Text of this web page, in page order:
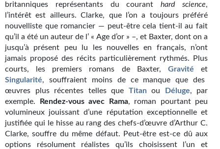
Étoiles vives
Yellow Submarine
NUMÉRIQUE
Romans et recueils
Une Heure-Lumière
Nouvelles
Bifrost
britanniques représentants du couranthard science,
l’intérêt est ailleurs. Clarke, que l’on a toujours préféré
nouvelliste que romancier — peut-être cela tient-il au fait
qu’il a été un auteur de l’ « Age d’or » –, et Baxter, dont on a
jusqu’à présent peu lu les nouvelles en français, n’ont
jamais proposé des récits particulièrement rythmés. Plus
courts, les premiers romans de Baxter, Gravitéet
Singularité, souffraient moins de ce manque que des
œuvres plus récentes telles que Titan ou Déluge, par
exemple.
Rendez-vous avec Rama, roman pourtant peu
volumineux jouissant d’une réputation exceptionnelle et
justifiée qui le hisse au rang des chefs-d’œuvre d’Arthur C.
Clarke, souffre du même défaut. Peut-être est-ce dû aux
options résolument réalistes qu’ils choisissent l’un et